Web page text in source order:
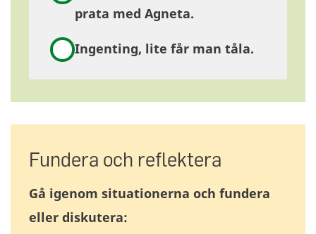
prata med Agneta.
Ingenting, lite får man tåla.
Fundera och reflektera
Gå igenom situationerna och fundera
eller diskutera: